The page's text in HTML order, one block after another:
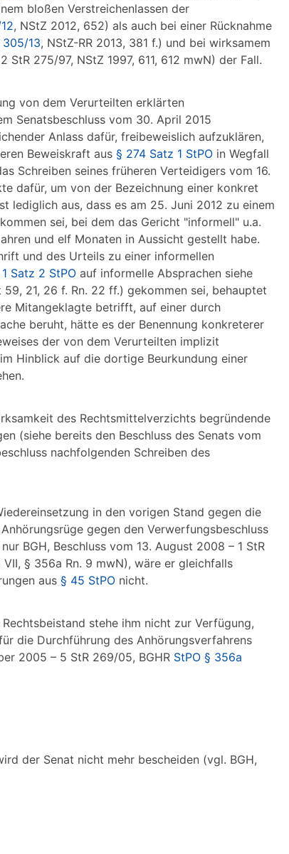
bloßen Verstreichenlassen der
, NStZ 2012, 652) als auch bei einer Rücknahme
305/13, NStZ-RR 2013, 381 f.) und bei wirksamem
275/97, NStZ 1997, 611, 612 mwN) der Fall.
von dem Verurteilten erklärten
Senatsbeschluss vom 30. April 2015
Anlass dafür, freibeweislich aufzuklären,
Beweiskraft aus § 274 Satz 1 StPO in Wegfall
Schreiben seines früheren Verteidigers vom 16.
dafür, um von der Bezeichnung einer konkret
lediglich aus, dass es am 25. Juni 2012 zu einem
sei, bei dem das Gericht "informell" u.a.
und elf Monaten in Aussicht gestellt habe.
und des Urteils zu einer informellen
Satz 2 StPO auf informelle Absprachen siehe
59, 21, 26 f. Rn. 22 ff.) gekommen sei, behauptet
Mitangeklagte betrifft, auf einer durch
beruht, hätte es der Benennung konkreterer
der von dem Verurteilten implizit
Hinblick auf die dortige Beurkundung einer
des Rechtsmittelverzichts begründende
(siehe bereits den Beschluss des Senats vom
nachfolgenden Schreiben des
in den vorigen Stand gegen die
gegen den Verwerfungsbeschluss
BGH, Beschluss vom 13. August 2008 – 1 StR
VII, § 356a Rn. 9 mwN), wäre er gleichfalls
aus § 45 StPO nicht.
stehe ihm nicht zur Verfügung,
die Durchführung des Anhörungsverfahrens
2005 – 5 StR 269/05, BGHR StPO § 356a
der Senat nicht mehr bescheiden (vgl. BGH,